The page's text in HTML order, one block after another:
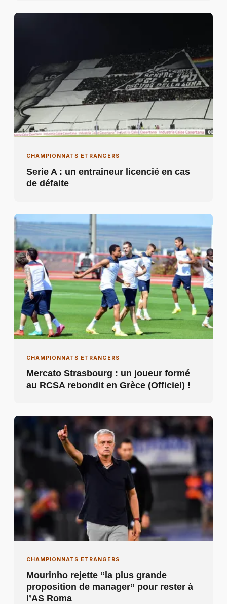
CHAMPIONNATS ETRANGERS
Serie A : un entraineur licencié en cas
de défaite
CHAMPIONNATS ETRANGERS
Mercato Strasbourg : un joueur formé
au RCSA rebondit en Grèce (Officiel) !
CHAMPIONNATS ETRANGERS
Mourinho rejette “la plus grande
proposition de manager” pour rester à
l’AS Roma